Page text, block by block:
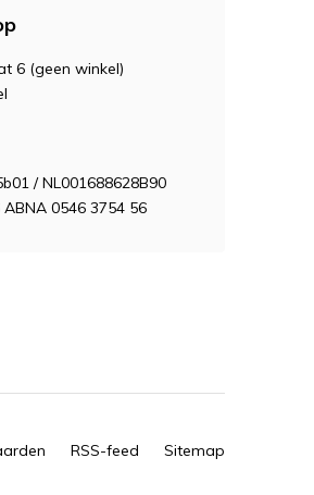
6 (geen winkel)
/ NL001688628B90
ABNA 0546 3754 56
RSS-feed Sitemap